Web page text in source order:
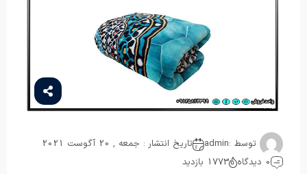
توسط :admin
تاریخ انتشار : جمعه , 20 آگوست 2021
0 دیدگاه
1773 بازدید